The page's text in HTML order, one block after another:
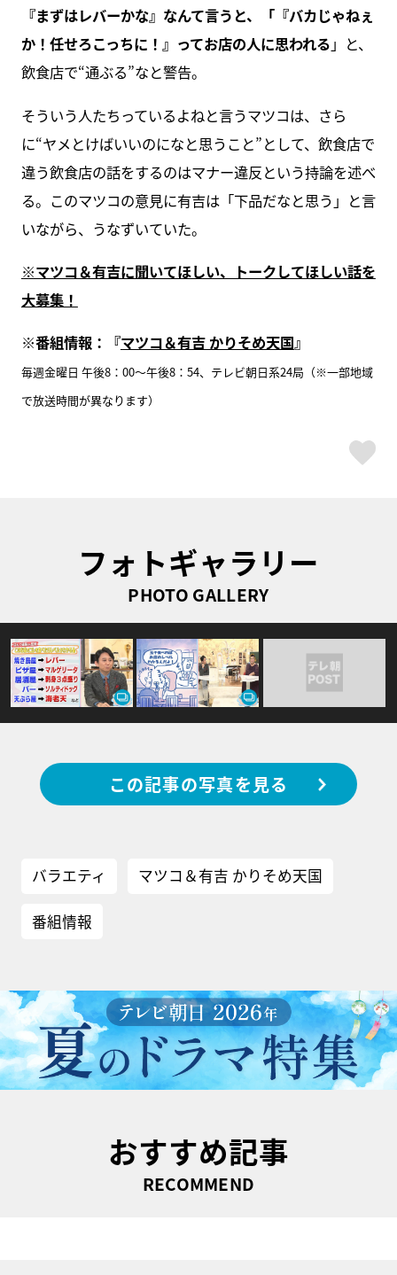
『まずはレバーかな』なんて言うと、「『バカじゃねぇ
か！任せろこっちに！』ってお店の人に思われる 」と、
飲食店で“通ぶる”なと警告。
そういう人たちっているよねと言うマツコは、さら
に“ヤメとけばいいのになと思うこと”として、飲食店で
違う飲食店の話をするのはマナー違反という持論を述べ
る。このマツコの意見に有吉は「下品だなと思う」と言
いながら、うなずいていた。
※マツコ＆有吉に聞いてほしい、トークしてほしい話を
大募集！
※番組情報：『マツコ＆有吉 かりそめ天国』
毎週金曜日 午後8：00～午後8：54、テレビ朝日系24局（※一部地域
で放送時間が異なります）
フォトギャラリー
PHOTO GALLERY
この記事の写真を見る
バラエティ マツコ＆有吉 かりそめ天国
番組情報
おすすめ記事
RECOMMEND